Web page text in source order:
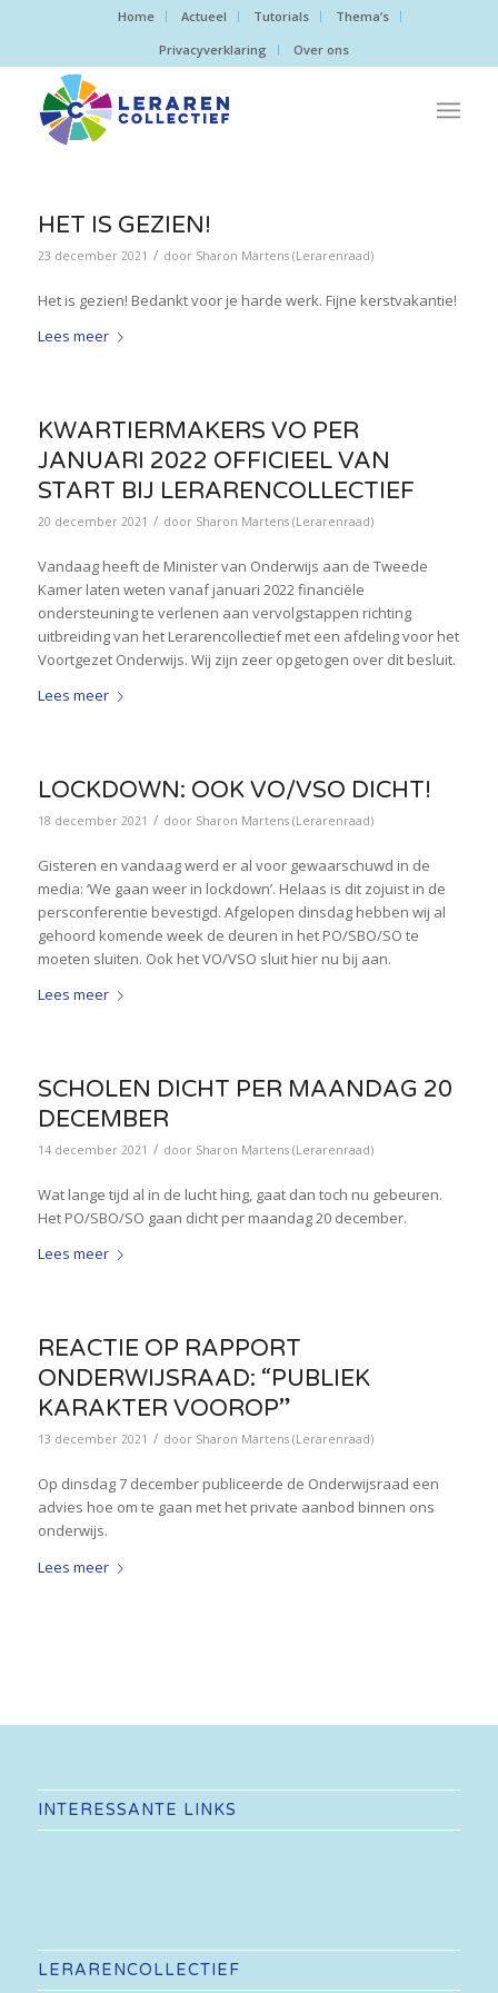
Home Actueel Tutorials
Thema’s
Privacyverklaring
Over ons
HET IS GEZIEN!
23 december 2021 / door Sharon Martens (Lerarenraad)
Het is gezien! Bedankt voor je harde werk. Fijne kerstvakantie!
Lees meer
KWARTIERMAKERS VO PER
JANUARI 2022 OFFICIEEL VAN
START BIJ LERARENCOLLECTIEF
20 december 2021 / door Sharon Martens (Lerarenraad)
Vandaag heeft de Minister van Onderwijs aan de Tweede
Kamer laten weten vanaf januari 2022 financiële
ondersteuning te verlenen aan vervolgstappen richting
uitbreiding van het Lerarencollectief met een afdeling voor het
Voortgezet Onderwijs. Wij zijn zeer opgetogen over dit besluit.
Lees meer
LOCKDOWN: OOK VO/VSO DICHT!
18 december 2021 / door Sharon Martens (Lerarenraad)
Gisteren en vandaag werd er al voor gewaarschuwd in de
media: ‘We gaan weer in lockdown’. Helaas is dit zojuist in de
persconferentie bevestigd. Afgelopen dinsdag hebben wij al
gehoord komende week de deuren in het PO/SBO/SO te
moeten sluiten. Ook het VO/VSO sluit hier nu bij aan.
Lees meer
SCHOLEN DICHT PER MAANDAG 20
DECEMBER
14 december 2021 / door Sharon Martens (Lerarenraad)
Wat lange tijd al in de lucht hing, gaat dan toch nu gebeuren.
Het PO/SBO/SO gaan dicht per maandag 20 december.
Lees meer
REACTIE OP RAPPORT
ONDERWIJSRAAD: “PUBLIEK
KARAKTER VOOROP”
13 december 2021 / door Sharon Martens (Lerarenraad)
Op dinsdag 7 december publiceerde de Onderwijsraad een
advies hoe om te gaan met het private aanbod binnen ons
onderwijs.
Lees meer
INTERESSANTE LINKS
LERARENCOLLECTIEF